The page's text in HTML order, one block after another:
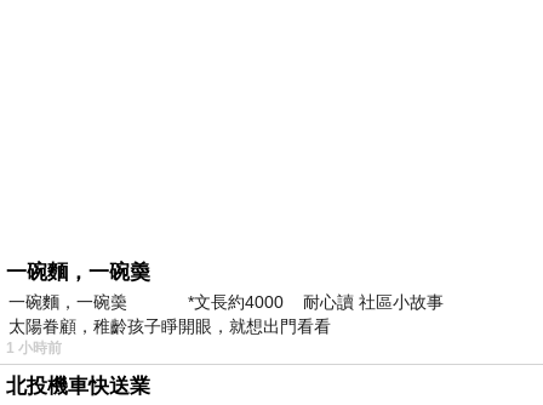
一碗麵，一碗羮
一碗麵，一碗羮 *文長約4000 耐心讀 社區小故事
太陽眷顧，稚齡孩子睜開眼，就想出門看看
1 小時前
北投機車快送業